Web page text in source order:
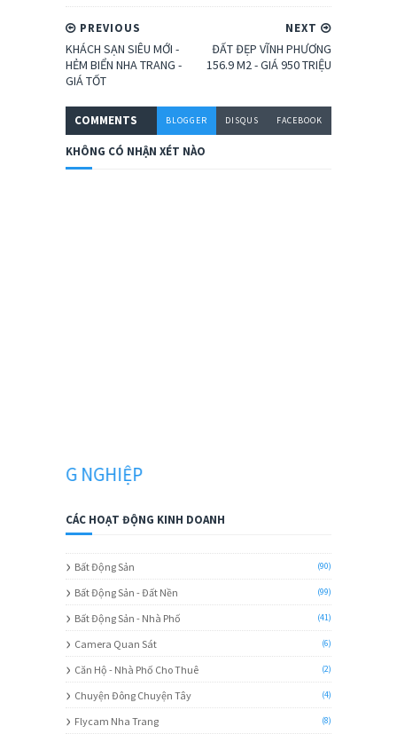
NEXT
ĐẤT ĐẸP VĨNH PHƯƠNG
156.9 M2 - GIÁ 950 TRIỆU
PREVIOUS
KHÁCH SẠN SIÊU MỚI -
HẺM BIỂN NHA TRANG -
GIÁ TỐT
COMMENTS BLOGGER DISQUS FACEBOOK
KHÔNG CÓ NHẬN XÉT NÀO
NGHIỆP
CÁC HOẠT ĐỘNG KINH DOANH
Bất Động Sản (90)
Bất Động Sản - Đất Nền (99)
Bất Động Sản - Nhà Phố (41)
Camera Quan Sát (6)
Căn Hộ - Nhà Phố Cho Thuê (2)
Chuyện Đông Chuyện Tây (4)
Flycam Nha Trang (8)